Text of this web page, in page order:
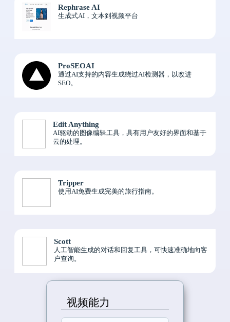
Rephrase AI
生成式AI，文本到视频平台
ProSEOAI
通过AI支持的内容生成绕过AI检测器，以改进
SEO。
Edit Anything
AI驱动的图像编辑工具，具有用户友好的界面和基于
云的处理。
Tripper
使用AI免费生成完美的旅行指南。
Scott
人工智能生成的对话和回复工具，可快速准确地向客
户查询。
视频能力